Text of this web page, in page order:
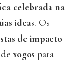
celebrada na
ideas. Os
de impacto
de xogos para